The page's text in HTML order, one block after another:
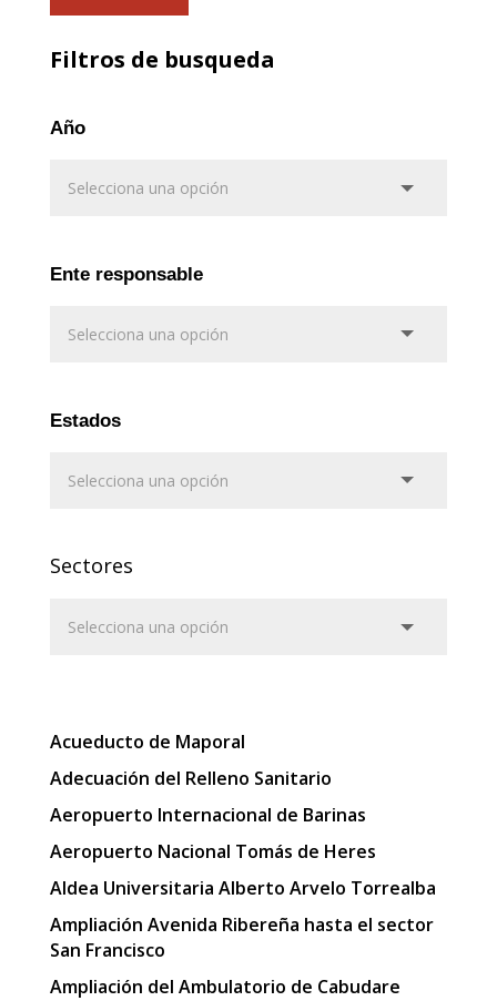
Filtros de busqueda
Año
Ente responsable
Estados
Sectores
Acueducto de Maporal
Adecuación del Relleno Sanitario
Aeropuerto Internacional de Barinas
Aeropuerto Nacional Tomás de Heres
Aldea Universitaria Alberto Arvelo Torrealba
Ampliación Avenida Ribereña hasta el sector
San Francisco
Ampliación del Ambulatorio de Cabudare